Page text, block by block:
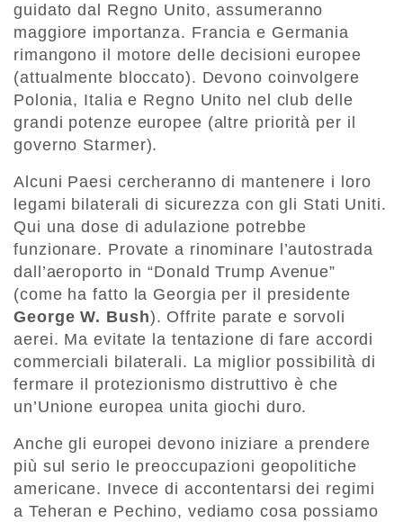
guidato dal Regno Unito, assumeranno
maggiore importanza. Francia e Germania
rimangono il motore delle decisioni europee
(attualmente bloccato). Devono coinvolgere
Polonia, Italia e Regno Unito nel club delle
grandi potenze europee (altre priorità per il
governo Starmer).
Alcuni Paesi cercheranno di mantenere i loro
legami bilaterali di sicurezza con gli Stati Uniti.
Qui una dose di adulazione potrebbe
funzionare. Provate a rinominare l’autostrada
dall’aeroporto in “Donald Trump Avenue”
(come ha fatto la Georgia per il presidente
George W. Bush). Offrite parate e sorvoli
aerei. Ma evitate la tentazione di fare accordi
commerciali bilaterali. La miglior possibilità di
fermare il protezionismo distruttivo è che
un’Unione europea unita giochi duro.
Anche gli europei devono iniziare a prendere
più sul serio le preoccupazioni geopolitiche
americane. Invece di accontentarsi dei regimi
a Teheran e Pechino, vediamo cosa possiamo